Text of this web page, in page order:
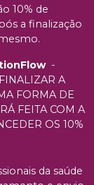
10% de
a finalização
-
A
FORMA DE
FEITA COM A
OS 10%
da saúde